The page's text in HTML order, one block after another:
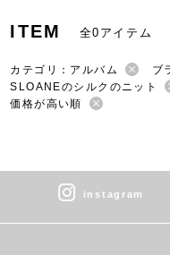
ITEM 全0アイテム
カテゴリ：アルバム
ブ
SLOANEのシルクのニット
価格が高い順
instagram